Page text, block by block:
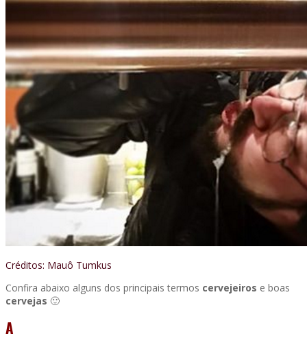
Créditos: Mauô Tumkus
Confira abaixo alguns dos principais termos cervejeiros e boas
cervejas 🙂
A